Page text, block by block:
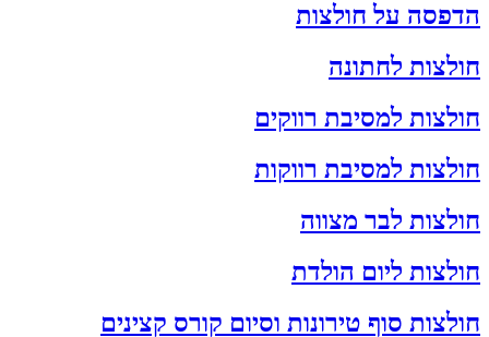
הדפסה על חולצות
חולצות לחתונה
חולצות למסיבת רווקים
חולצות למסיבת רווקות
חולצות לבר מצווה
חולצות ליום הולדת
חולצות סוף טירונות וסיום קורס קצינים